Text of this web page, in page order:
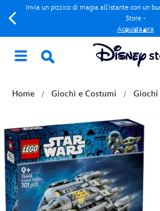
Invia un pizzico di magia all'istante con un
Store -
Acquista ora
Home Giochi e Costumi Giochi